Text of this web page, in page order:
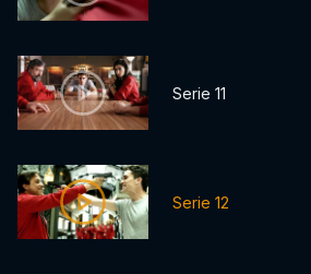
Serie 11
Serie 12